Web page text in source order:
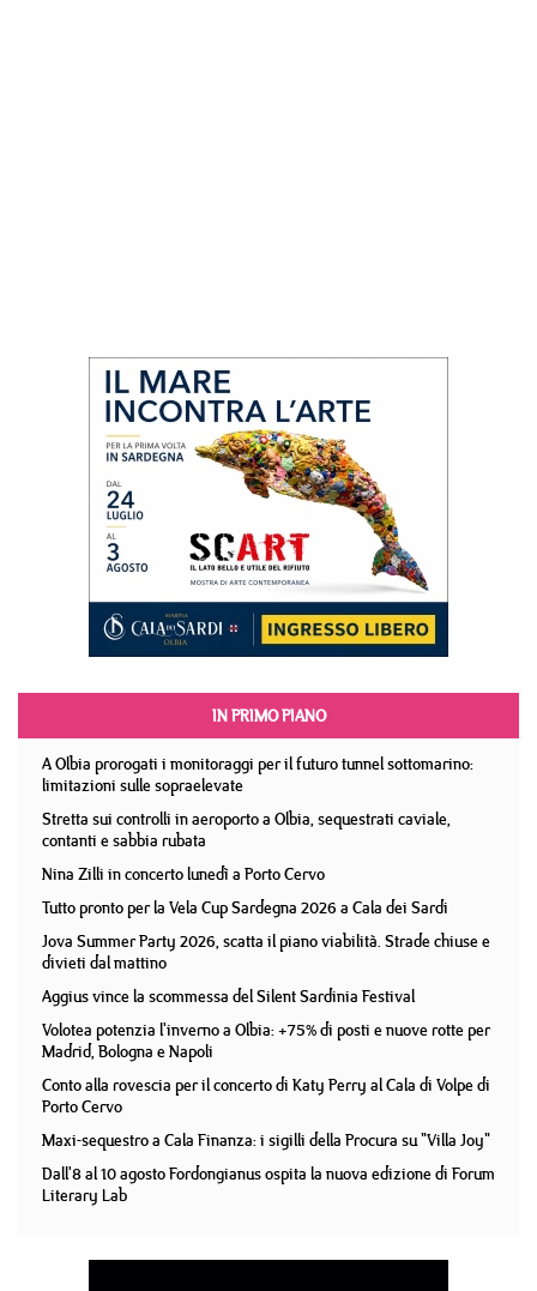
IN PRIMO PIANO
A Olbia prorogati i monitoraggi per il futuro tunnel sottomarino:
limitazioni sulle sopraelevate
Stretta sui controlli in aeroporto a Olbia, sequestrati caviale,
contanti e sabbia rubata
Nina Zilli in concerto lunedì a Porto Cervo
Tutto pronto per la Vela Cup Sardegna 2026 a Cala dei Sardi
Jova Summer Party 2026, scatta il piano viabilità. Strade chiuse e
divieti dal mattino
Aggius vince la scommessa del Silent Sardinia Festival
Volotea potenzia l'inverno a Olbia: +75% di posti e nuove rotte per
Madrid, Bologna e Napoli
Conto alla rovescia per il concerto di Katy Perry al Cala di Volpe di
Porto Cervo
Maxi-sequestro a Cala Finanza: i sigilli della Procura su "Villa Joy"
Dall'8 al 10 agosto Fordongianus ospita la nuova edizione di Forum
Literary Lab